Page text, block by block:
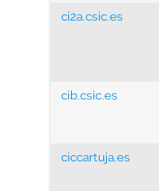
ci2a.csic.es
cib.csic.es
ciccartuja.es